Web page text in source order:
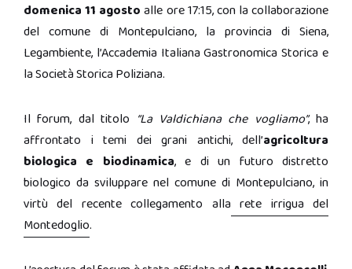
domenica 11 agosto alle ore 17:15, con la collaborazione
del comune di Montepulciano, la provincia di Siena,
Legambiente, l’Accademia Italiana Gastronomica Storica e
la Società Storica Poliziana.
Il forum, dal titolo “La Valdichiana che vogliamo”, ha
affrontato i temi dei grani antichi, dell’agricoltura
biologica e biodinamica, e di un futuro distretto
biologico da sviluppare nel comune di Montepulciano, in
virtù del recente collegamento alla rete irrigua del
Montedoglio.